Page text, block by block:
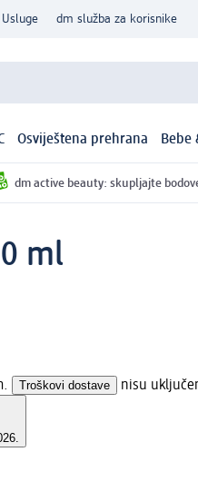
Usluge dm služba za korisnike
Osviještena prehrana Bebe
dm active beauty: skupljajte
ml
Troškovi dostave nisu